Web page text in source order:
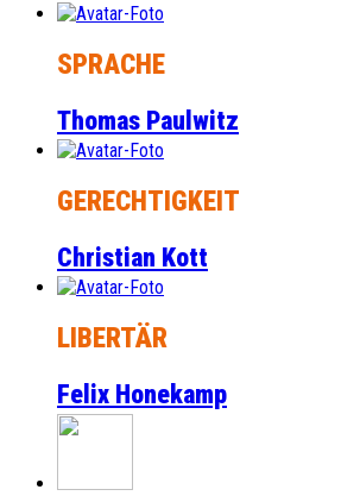
SPRACHE
Thomas Paulwitz
GERECHTIGKEIT
Christian Kott
LIBERTÄR
Felix Honekamp